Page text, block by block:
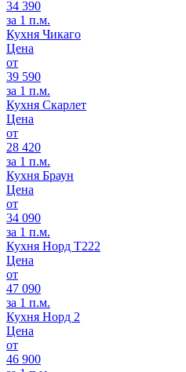
34 390
за 1 п.м.
Кухня Чикаго
Цена
от
39 590
за 1 п.м.
Кухня Скарлет
Цена
от
28 420
за 1 п.м.
Кухня Браун
Цена
от
34 090
за 1 п.м.
Кухня Норд Т222
Цена
от
47 090
за 1 п.м.
Кухня Норд 2
Цена
от
46 900